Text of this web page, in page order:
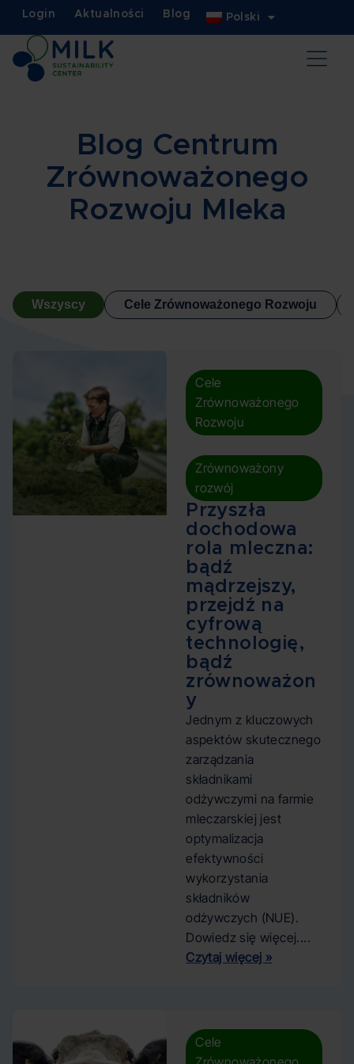
Login Aktualności Blog Polski
Blog Centrum
Zrównoważonego
Rozwoju Mleka
Cele Zrównoważonego Rozwoju
Wszyscy
Cele
Zrównoważonego
Rozwoju
Zrównoważony
rozwój
Przyszła
dochodowa
rola mleczna:
bądź
mądrzejszy,
przejdź na
cyfrową
technologię,
bądź
zrównoważon
y
Jednym z kluczowych
aspektów skutecznego
zarządzania
składnikami
odżywczymi na farmie
mleczarskiej jest
optymalizacja
efektywności
wykorzystania
składników
odżywczych (NUE).
Dowiedz się więcej....
Czytaj więcej »
Cele